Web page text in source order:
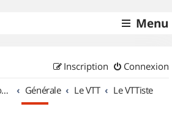
Menu
Connexion
Inscription
Accueil forum Générale Le VTT Le VTTiste